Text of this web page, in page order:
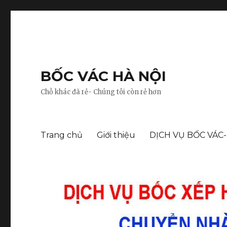
BỐC VÁC HÀ NỘI
Chỗ khác đã rẻ- Chúng tôi còn rẻ hơn
Trang chủ Giới thiệu DỊCH VỤ BỐC